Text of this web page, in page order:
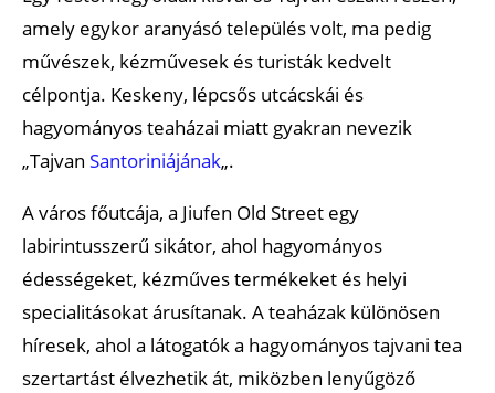
amely egykor aranyásó település volt, ma pedig
művészek, kézművesek és turisták kedvelt
célpontja. Keskeny, lépcsős utcácskái és
hagyományos teaházai miatt gyakran nevezik
„Tajvan Santoriniájának„.
A város főutcája, a Jiufen Old Street egy
labirintusszerű sikátor, ahol hagyományos
édességeket, kézműves termékeket és helyi
specialitásokat árusítanak. A teaházak különösen
híresek, ahol a látogatók a hagyományos tajvani tea
szertartást élvezhetik át, miközben lenyűgöző